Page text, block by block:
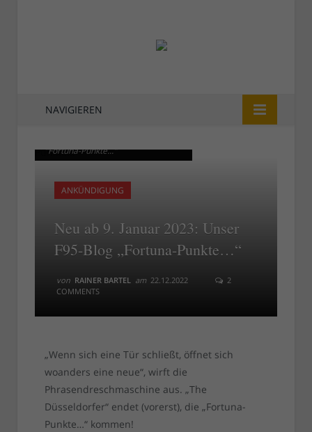
NAVIGIEREN
"Fortuna-Punkte..."
ANKÜNDIGUNG
Neu ab 9. Januar 2023: Unser
F95-Blog „Fortuna-Punkte…“
von RAINER BARTEL am 22.12.2022
2
COMMENTS
"Fortuna-Punkte..."
„Wenn sich eine Tür schließt, öffnet sich
woanders eine neue“, wirft die
Phrasendreschmaschine aus. „The
Düsseldorfer“ endet (vorerst), die „Fortuna-
Punkte…“ kommen!